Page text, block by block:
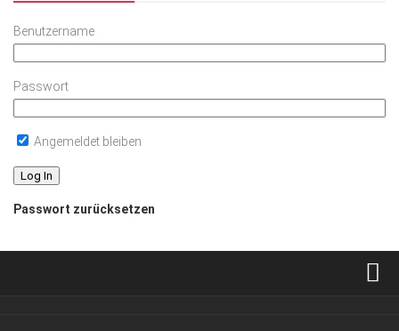
Benutzername
Passwort
Angemeldet bleiben
Passwort zurücksetzen